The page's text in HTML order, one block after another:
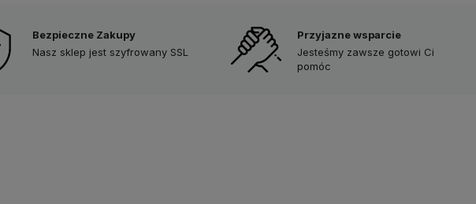
Bezpieczne Zakupy
Nasz sklep jest szyfrowany SSL
Przyjazne wsparcie
Jesteśmy zawsze gotowi Ci
pomóc